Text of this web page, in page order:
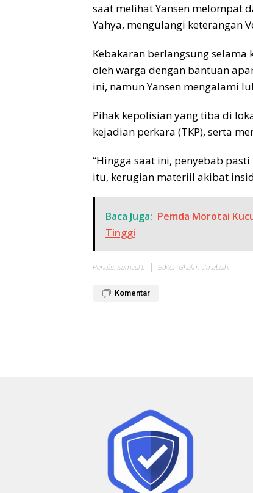
saat melihat Yansen melompat
Yahya, mengulangi keterangan
Kebakaran berlangsung
oleh warga dengan bantuan
ini, namun Yansen mengalami
Pihak kepolisian yang tiba di
kejadian perkara (TKP), serta
“Hingga saat ini, penyebab
itu, kerugian materiil akibat
Baca Juga: Pemda Morotai
Tinggi
Penulis: Samsul L Editor: Ghalim Umabaihi
Komentar